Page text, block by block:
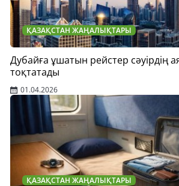
ҚАЗАҚСТАН ЖАҢАЛЫҚТАРЫ
Дубайға ұшатын рейстер сәуірдің
тоқтатады
01.04.2026
ҚАЗАҚСТАН ЖАҢАЛЫҚТАРЫ